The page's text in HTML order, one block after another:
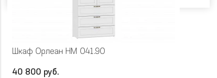
Шкаф Орлеан НМ 041.90
40 800 руб.